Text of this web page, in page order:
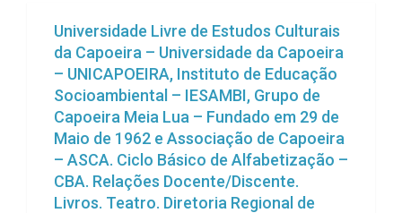
Universidade Livre de Estudos Culturais
da Capoeira – Universidade da Capoeira
– UNICAPOEIRA, Instituto de Educação
Socioambiental – IESAMBI, Grupo de
Capoeira Meia Lua – Fundado em 29 de
Maio de 1962 e Associação de Capoeira
– ASCA. Ciclo Básico de Alfabetização –
CBA. Relações Docente/Discente.
Livros. Teatro. Diretoria Regional de